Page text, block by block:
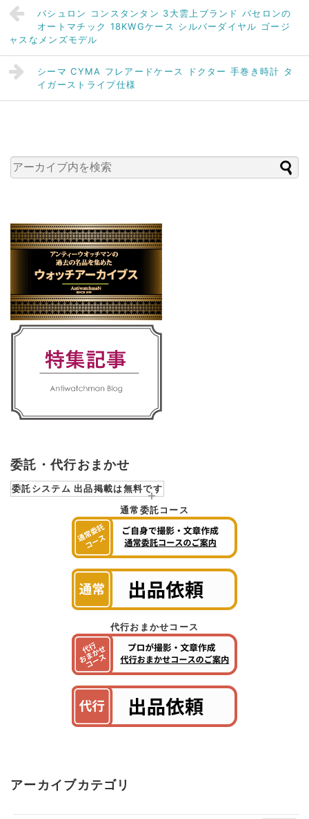
バシュロン コンスタンタン 3大雲上ブランド バセロンの
オートマチック 18KWGケース シルバーダイヤル ゴージ
ャスなメンズモデル
シーマ CYMA フレアードケース ドクター 手巻き時計 タ
イガーストライプ仕様
委託・代行おまかせ
委託システム 出品掲載は無料です
通常委託コース
代行おまかせコース
アーカイブカテゴリ